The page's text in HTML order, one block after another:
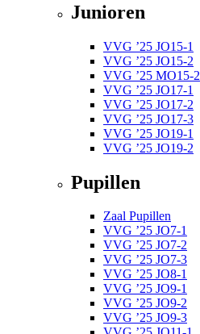
Junioren
VVG ’25 JO15-1
VVG ’25 JO15-2
VVG ’25 MO15-2
VVG ’25 JO17-1
VVG ’25 JO17-2
VVG ’25 JO17-3
VVG ’25 JO19-1
VVG ’25 JO19-2
Pupillen
Zaal Pupillen
VVG ’25 JO7-1
VVG ’25 JO7-2
VVG ’25 JO7-3
VVG ’25 JO8-1
VVG ’25 JO9-1
VVG ’25 JO9-2
VVG ’25 JO9-3